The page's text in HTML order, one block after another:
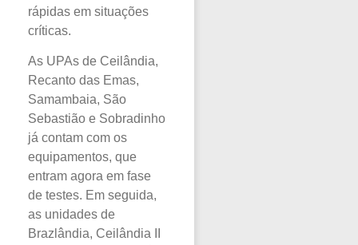
rápidas em situações
críticas.
As UPAs de Ceilândia,
Recanto das Emas,
Samambaia, São
Sebastião e Sobradinho
já contam com os
equipamentos, que
entram agora em fase
de testes. Em seguida,
as unidades de
Brazlândia, Ceilândia II